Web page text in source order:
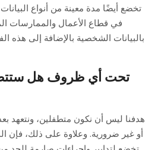
تخضع أيضًا مدة معينة من أنواع
في قطاع الأعمال والممارسات
بالبيانات الشخصية بالإضافة إلى هذه
تحت أي ظروف هل
هدفنا ليس أن نكون متطفلين، ونتعهد
أو غير ضرورية. وعلاوة على ذلك، فإن